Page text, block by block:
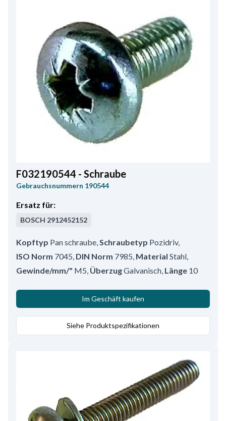
F032190544 - Schraube
Gebrauchsnummern 190544
Ersatz für:
BOSCH 2912452152
Kopftyp Pan schraube Schraubetyp Pozidriv,
ISO Norm 7045 DIN Norm 7985 Material Stahl
Gewinde/mm/" M5 ÜberzugGalvanisch Länge 10
Im Geschäft kaufen
Siehe Produktspezifikationen